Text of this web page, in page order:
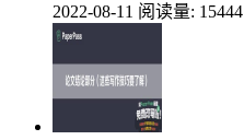
2022-08-11 阅读量: 15444